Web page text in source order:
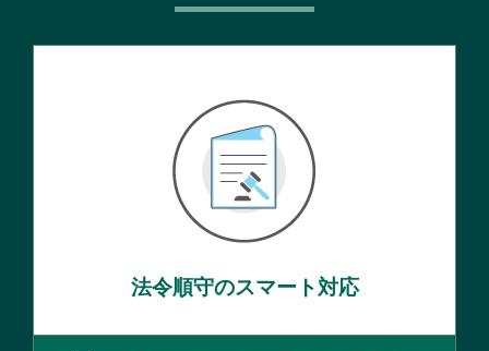
法令順守のスマート対応